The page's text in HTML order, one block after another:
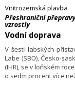
Vnitrozemská plavba
Přeshraniční
vzrostly
Vodní doprava
V šesti labských
Labe (SBO), Česko-
(IHR), se v loňském
o sedm procent více